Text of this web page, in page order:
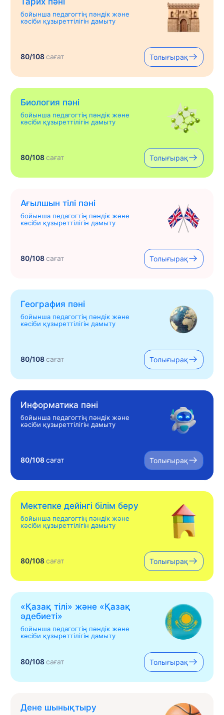
бойынша педагогтің пәндік және
кәсіби құзыреттілігін дамыту
80/108сағат Толығырақ
Биология пәні
бойынша педагогтің пәндік және
кәсіби құзыреттілігін дамыту
80/108сағат Толығырақ
Ағылшын тілі пәні
бойынша педагогтің пәндік және
кәсіби құзыреттілігін дамыту
80/108сағат Толығырақ
География пәні
бойынша педагогтің пәндік және
кәсіби құзыреттілігін дамыту
80/108сағат Толығырақ
Информатика пәні
бойынша педагогтің пәндік және
кәсіби құзыреттілігін дамыту
80/108сағат Толығырақ
Мектепке дейінгі білім беру
бойынша педагогтің пәндік және
кәсіби құзыреттілігін дамыту
80/108сағат Толығырақ
«Қазақ тілі» жəне «Қазақ
əдебиеті»
бойынша педагогтің пәндік және
кәсіби құзыреттілігін дамыту
80/108сағат Толығырақ
Дене шынықтыру